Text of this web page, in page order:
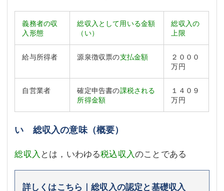
義務者の収
入形態
総収入として用いる金額
（い）
総収入の
上限
給与所得者 源泉徴収票の支払金額
２０００
万円
自営業者 確定申告書の課税される
所得金額
１４０９
万円
い 総収入の意味（概要）
総収入 とは，いわゆる税込収入のことである
詳しくはこちら｜総収入の認定と基礎収入